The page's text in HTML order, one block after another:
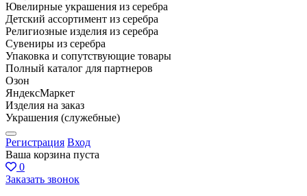
Ювелирные украшения из серебра
Детский ассортимент из серебра
Религиозные изделия из серебра
Сувениры из серебра
Упаковка и сопутствующие товары
Полный каталог для партнеров
Озон
ЯндексМаркет
Изделия на заказ
Украшения (служебные)
Регистрация Вход
Ваша корзина пуста
0
Заказать звонок